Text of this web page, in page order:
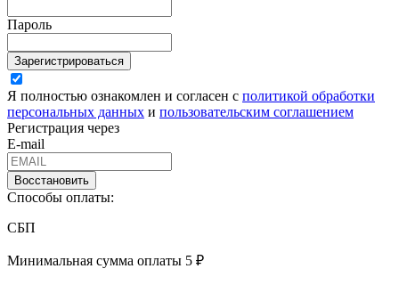
Пароль
Зарегистрироваться
Я полностью ознакомлен и согласен с политикой обработки
персональных данных и пользовательским соглашением
Регистрация через
E-mail
Восстановить
Способы оплаты:
СБП
Минимальная сумма оплаты 5 ₽